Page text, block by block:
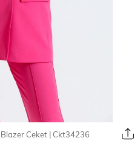
Yağmurluk
Ceket | Ckt34236